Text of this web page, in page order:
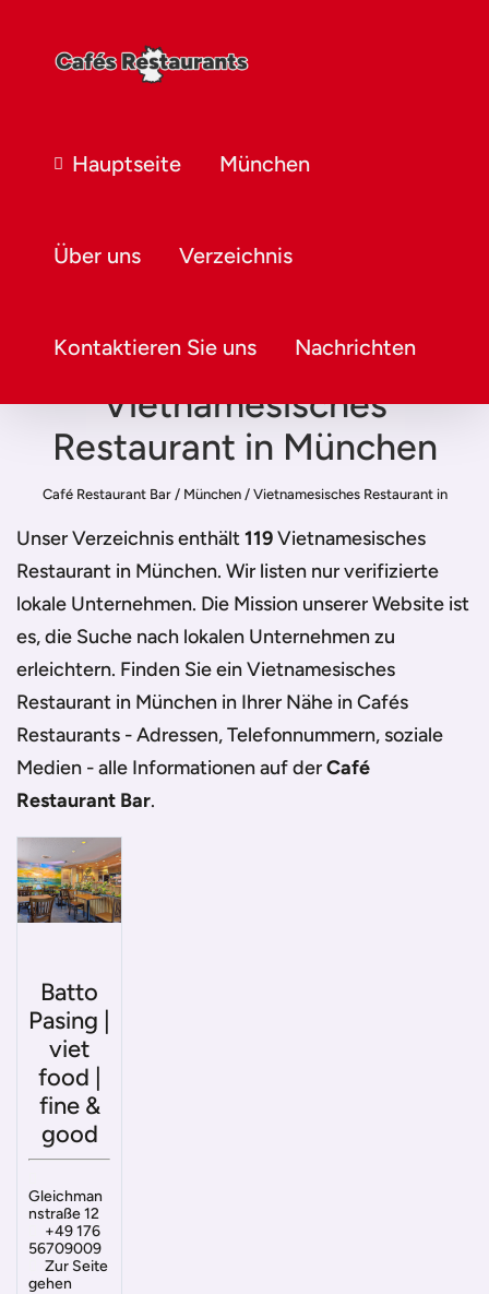
Hauptseite München
Über uns Verzeichnis
Kontaktieren Sie uns Nachrichten
Vietnamesisches
Restaurant in München
Café Restaurant Bar/ München/ Vietnamesisches Restaurant in
Unser Verzeichnis enthält119Vietnamesisches
Restaurant in München. Wir listen nur verifizierte
lokale Unternehmen. Die Mission unserer Website ist
es, die Suche nach lokalen Unternehmen zu
erleichtern. Finden Sie einVietnamesisches
Restaurant in München in Ihrer Nähe in Cafés
Restaurants - Adressen, Telefonnummern, soziale
Medien - alle Informationen auf derCafé
Restaurant Bar.
Batto
Pasing |
viet
food |
fine &
good
Gleichman
nstraße 12
+49 176
56709009
Zur Seite
gehen